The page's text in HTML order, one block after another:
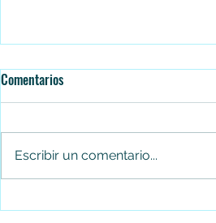
Falleció el senador Miguel Uribe
Comentarios
Escribir un comentario...